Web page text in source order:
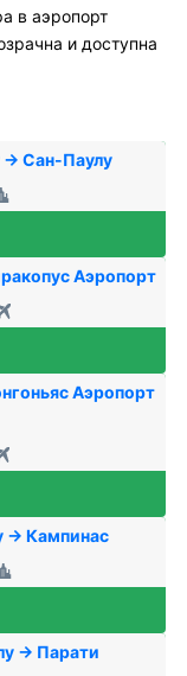
в аэропорт
и доступна
→ Сан-Паулу
Аэропорт
Аэропорт
→ Кампинас
→ Парати